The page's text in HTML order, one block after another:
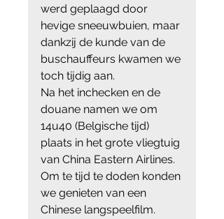
werd geplaagd door
hevige sneeuwbuien, maar
dankzij de kunde van de
buschauffeurs kwamen we
toch tijdig aan.
Na het inchecken en de
douane namen we om
14u40 (Belgische tijd)
plaats in het grote vliegtuig
van China Eastern Airlines.
Om te tijd te doden konden
we genieten van een
Chinese langspeelfilm.